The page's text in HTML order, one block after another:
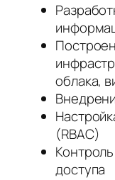
облака,
(RBAC)
доступа